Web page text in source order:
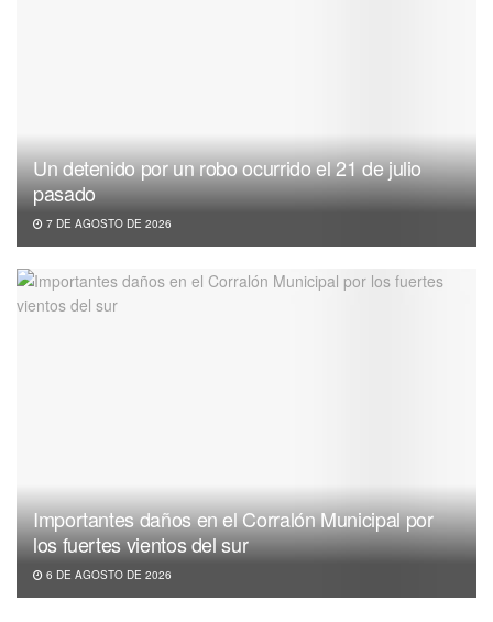
Un detenido por un robo ocurrido el 21 de julio
pasado
7 DE AGOSTO DE 2026
Importantes daños en el Corralón Municipal por
los fuertes vientos del sur
6 DE AGOSTO DE 2026